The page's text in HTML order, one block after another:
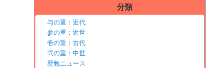
分類
与の重：近代
参の重：近世
壱の重：古代
弐の重：中世
歴勉ニュース